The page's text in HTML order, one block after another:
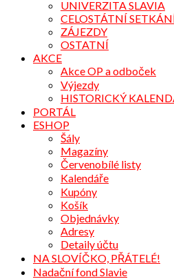
UNIVERZITA SLAVIA
CELOSTÁTNÍ
ZÁJEZDY
OSTATNÍ
AKCE
Akce OP a odboček
Výjezdy
HISTORICKÝ
PORTÁL
ESHOP
Šály
Magazíny
Červenobílé listy
Kalendáře
Kupóny
Košík
Objednávky
Adresy
Detaily účtu
NA SLOVÍČKO, PŘÁTELÉ!
Nadační fond Slavie